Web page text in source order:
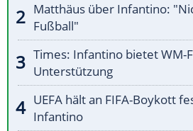
Matthäus über Infantino:
Fußball"
Times: Infantino bietet WM-
Unterstützung
UEFA hält an FIFA-Boykott
Infantino